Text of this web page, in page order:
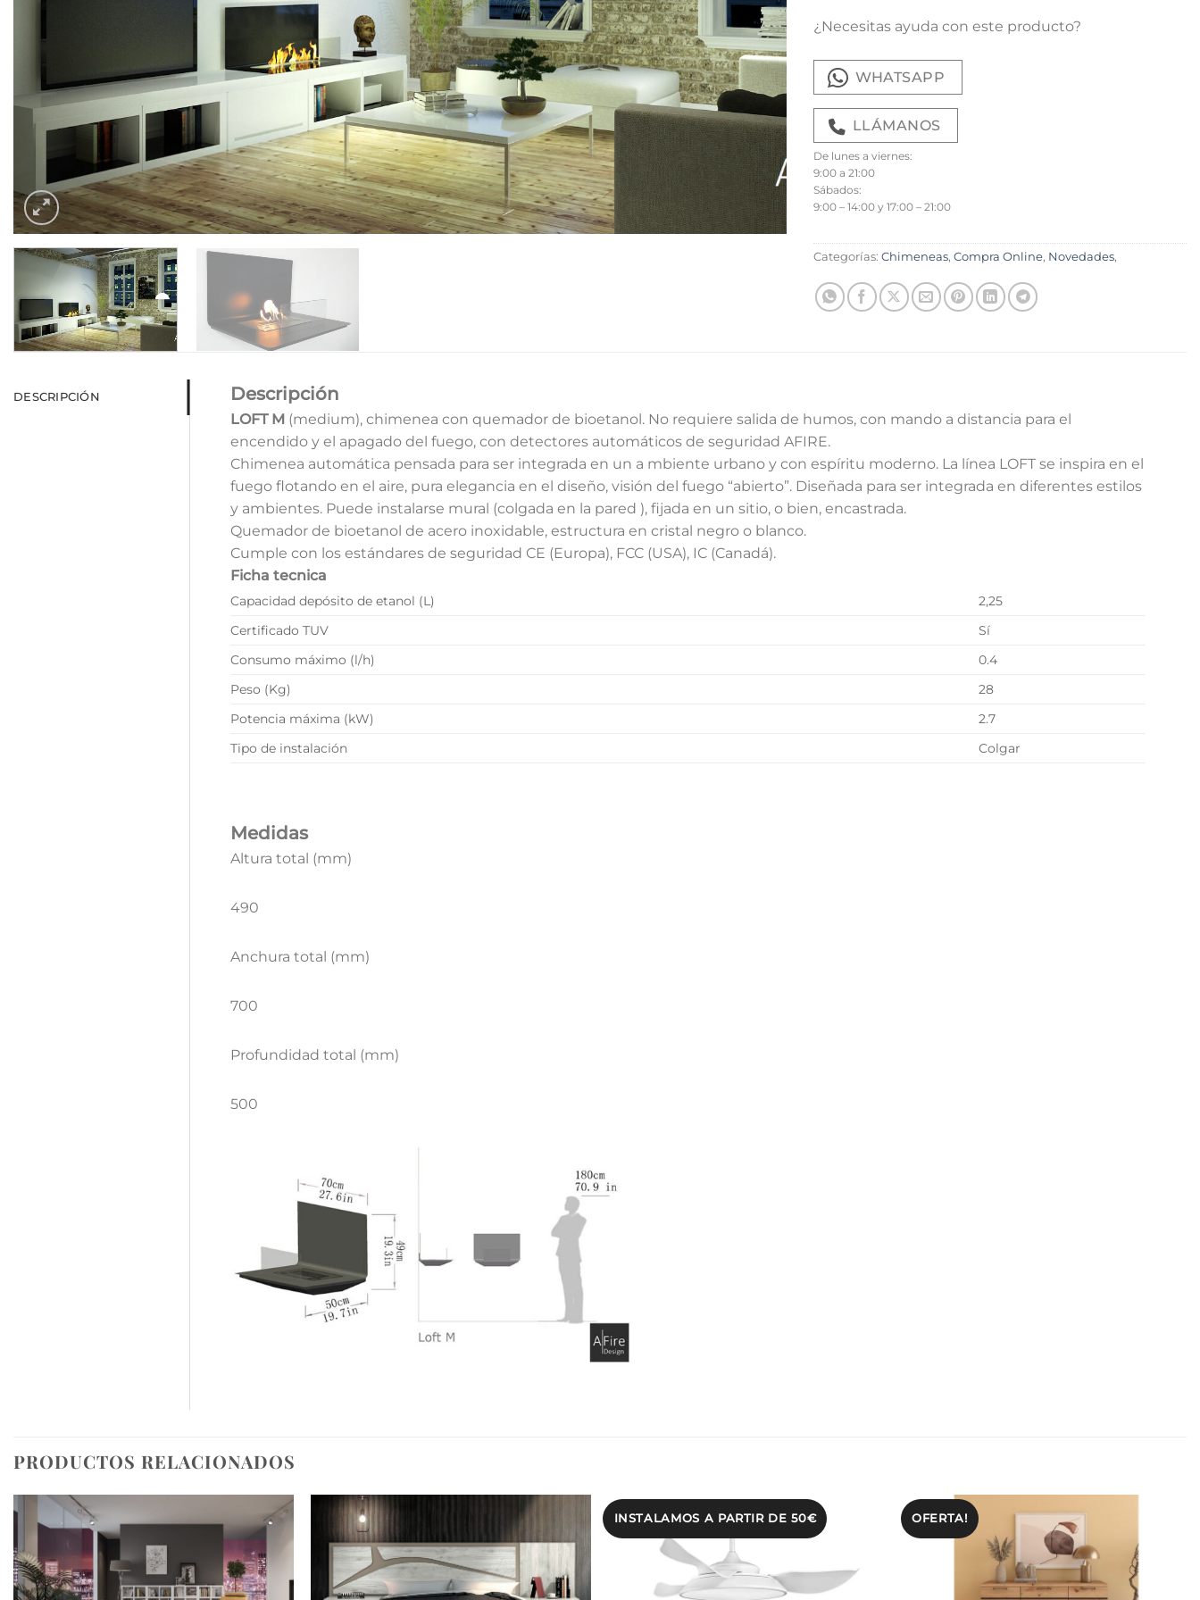
¿Necesitas ayuda con este producto?
WHATSAPP
LLÁMANOS
De lunes a viernes:
9:00 a 21:00
Sábados:
9:00 – 14:00 y 17:00 – 21:00
Categorías: Chimeneas, Compra Online, Novedades,
DESCRIPCIÓN Descripción
LOFT M (medium), chimenea con quemador de bioetanol. No requiere salida de humos, con mando a distancia para el
encendido y el apagado del fuego, con detectores automáticos de seguridad AFIRE.
Chimenea automática pensada para ser integrada en un a mbiente urbano y con espíritu moderno. La línea LOFT se inspira en el
fuego flotando en el aire, pura elegancia en el diseño, visión del fuego “abierto”. Diseñada para ser integrada en diferentes estilos
y ambientes. Puede instalarse mural (colgada en la pared ), fijada en un sitio, o bien, encastrada.
Quemador de bioetanol de acero inoxidable, estructura en cristal negro o blanco.
Cumple con los estándares de seguridad CE (Europa), FCC (USA), IC (Canadá).
Ficha tecnica
Capacidad depósito de etanol (L)
2,25
Certificado TUV
Sí
Consumo máximo (l/h)
0.4
Peso (Kg)
28
Potencia máxima (kW)
2.7
Tipo de instalación
Colgar
Medidas
Altura total (mm)
490
Anchura total (mm)
700
Profundidad total (mm)
500
PRODUCTOS RELACIONADOS
INSTALAMOS A PARTIR DE 50€ OFERTA!